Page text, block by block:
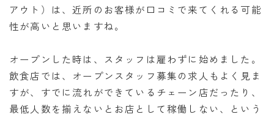
アウト）は、近所のお客様が口コミで来てくれる可能
性が高いと思いますね。
オープンした時は、スタッフは雇わずに始めました。
飲食店では、オープンスタッフ募集の求人もよく見ま
すが、すでに流れができているチェーン店だったり、
最低人数を揃えないとお店として稼働しない、という